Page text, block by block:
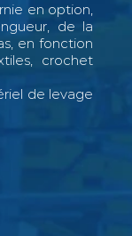
en option,
de la
en fonction
crochet
de levage